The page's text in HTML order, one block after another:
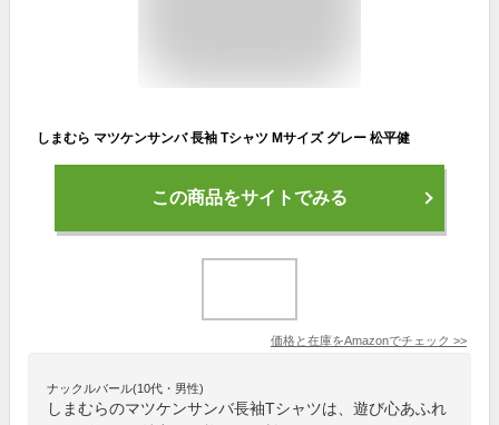
しまむら マツケンサンバ 長袖 Tシャツ Mサイズ グレー 松平健
この商品をサイトでみる
価格と在庫をAmazonでチェック >>
ナックルバール(10代・男性)
しまむらのマツケンサンバ長袖Tシャツは、遊び心あふれ